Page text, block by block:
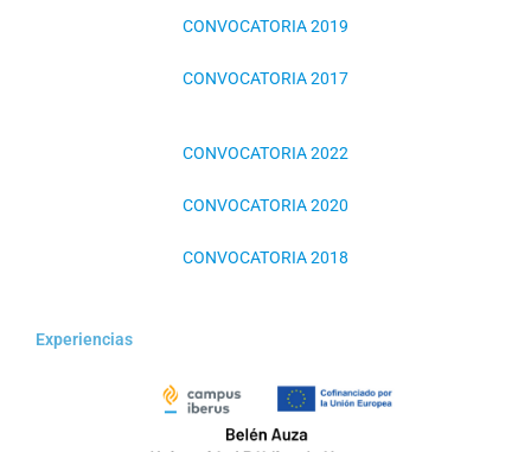
CONVOCATORIA 2019
CONVOCATORIA 2017
CONVOCATORIA 2022
CONVOCATORIA 2020
CONVOCATORIA 2018
Experiencias